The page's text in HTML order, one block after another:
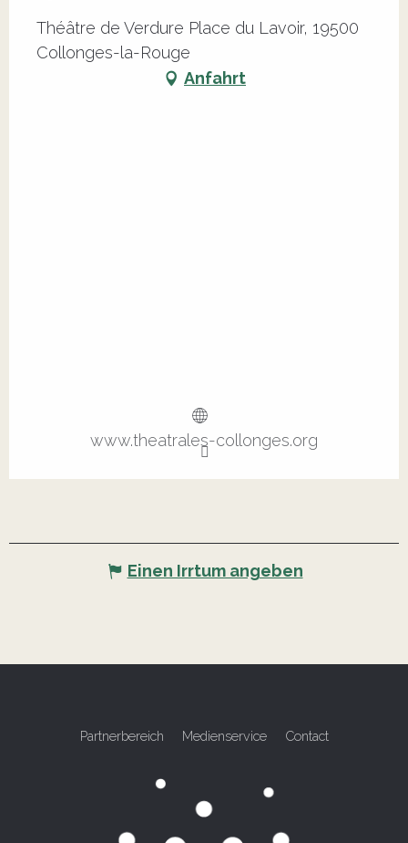
Théâtre de Verdure Place du Lavoir, 19500
Collonges-la-Rouge
Anfahrt
www.theatrales-collonges.org
Einen Irrtum angeben
Partnerbereich Medienservice Contact